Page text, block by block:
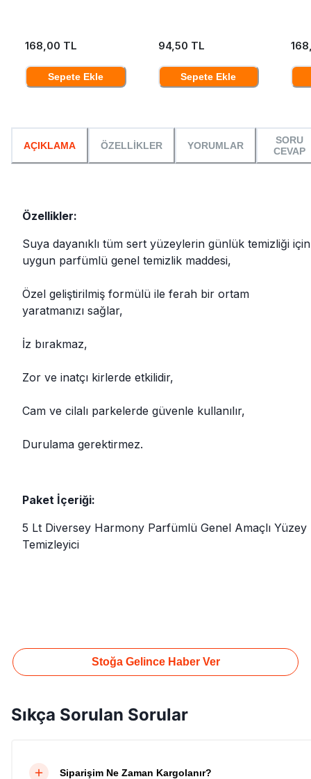
168,00 TL
Sepete Ekle
94,50 TL
Sepete Ekle
AÇIKLAMA ÖZELLİKLER YORUMLAR
SORU
CEVAP
Özellikler:
Suya dayanıklı tüm sert yüzeylerin günlük temizliği için
uygun parfümlü genel temizlik maddesi,
Özel geliştirilmiş formülü ile ferah bir ortam
yaratmanızı sağlar,
İz bırakmaz,
Zor ve inatçı kirlerde etkilidir,
Cam ve cilalı parkelerde güvenle kullanılır,
Durulama gerektirmez.
Paket İçeriği:
5 Lt Diversey Harmony Parfümlü Genel Amaçlı Yüzey
Temizleyici
Stoğa Gelince Haber Ver
Sıkça Sorulan Sorular
Siparişim Ne Zaman Kargolanır?